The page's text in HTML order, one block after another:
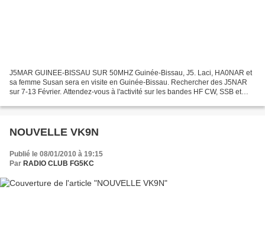
J5MAR GUINEE-BISSAU SUR 50MHZ Guinée-Bissau, J5. Laci, HA0NAR et
sa femme Susan sera en visite en Guinée-Bissau. Rechercher des J5NAR
sur 7-13 Février. Attendez-vous à l'activité sur les bandes HF CW, SSB et
NOUVELLE VK9N
Publié le 08/01/2010 à 19:15
Par RADIO CLUB FG5KC